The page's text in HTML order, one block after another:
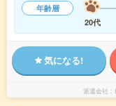
年齢層
20代
気になる!
派遣会社